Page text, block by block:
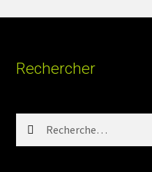
Rechercher